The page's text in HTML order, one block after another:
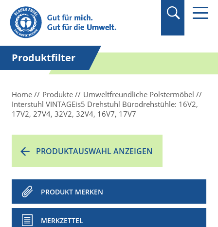
Suchbegriff in
Anführungszeichen
setzen.
Produktfilter
Home Produkte
Umweltfreundliche Polstermöbel
Interstuhl VINTAGEis5 Drehstuhl Bürodrehstühle: 16V2,
17V2, 27V4, 32V2, 32V4, 16V7, 17V7
PRODUKTAUSWAHL ANZEIGEN
PRODUKT MERKEN
MERKZETTEL